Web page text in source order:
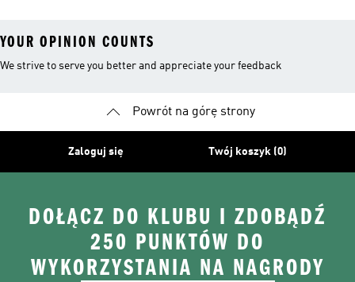
YOUR OPINION COUNTS
We strive to serve you better and appreciate your feedback
Powrót na górę strony
Zaloguj się Twój koszyk (0)
DOŁĄCZ DO KLUBU I ZDOBĄDŹ
250 PUNKTÓW DO
WYKORZYSTANIA NA NAGRODY